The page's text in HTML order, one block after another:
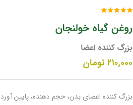
روغن گیاه خولنجان
بزرگ کننده اعضا
۲۱۰,۰۰۰تومان
بزرگ کننده اعضای بدن، حجم دهنده، پایین